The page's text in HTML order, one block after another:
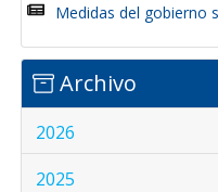
Medidas del gobierno
Archivo
2026
2025